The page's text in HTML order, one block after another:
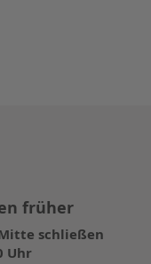
früher
schließen
Uhr